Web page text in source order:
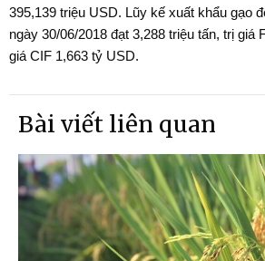
395,139 triệu USD. Lũy kế xuất khẩu gạo
ngày 30/06/2018 đạt 3,288 triệu tấn, trị giá
giá CIF 1,663 tỷ USD.
Bài viết liên quan